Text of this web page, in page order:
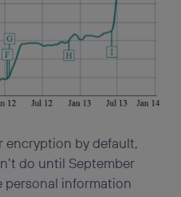
encryption by default,
do until September
personal information